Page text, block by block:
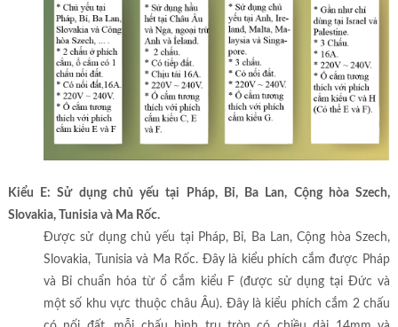
Kiểu E: Sử dụng chủ yếu tại Pháp, Bỉ, Ba Lan, Cộng hòa Szech,
Slovakia, Tunisia và Ma Rốc.
Được sử dụng chủ yếu tại Pháp, Bỉ, Ba Lan, Cộng hòa Szech,
Slovakia, Tunisia và Ma Rốc. Đây là kiểu phích cắm được Pháp
và Bỉ chuẩn hóa từ ổ cắm kiểu F (được sử dụng tại Đức và
một số khu vực thuộc châu Âu). Đây là kiểu phích cắm 2 chấu